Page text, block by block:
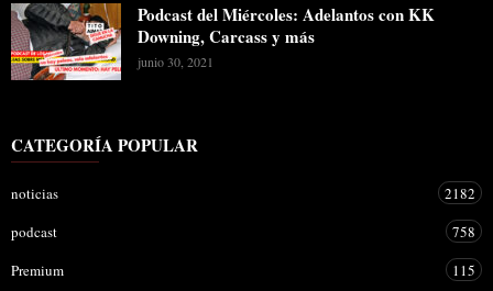
Podcast del Miércoles: Adelantos con KK
Downing, Carcass y más
junio 30, 2021
CATEGORÍA POPULAR
noticias
2182
podcast
758
Premium
115